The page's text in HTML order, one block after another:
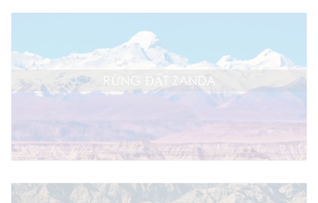
RỪNG ĐẤT ZANDA